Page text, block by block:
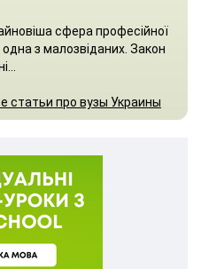
сфера професійної
одна з малозвіданих. Закон
статьи про вузы Украины